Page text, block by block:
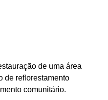
de uma área
de reflorestamento
comunitário.